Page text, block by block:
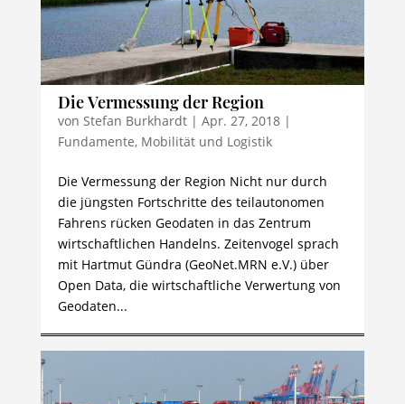
Die Vermessung der Region
von Stefan Burkhardt| Apr. 27, 2018|
Fundamente, Mobilität und Logistik
Die Vermessung der Region Nicht nur durch
die jüngsten Fortschritte des teilautonomen
Fahrens rücken Geodaten in das Zentrum
wirtschaftlichen Handelns. Zeitenvogel sprach
mit Hartmut Gündra (GeoNet.MRN e.V.) über
Open Data, die wirtschaftliche Verwertung von
Geodaten...